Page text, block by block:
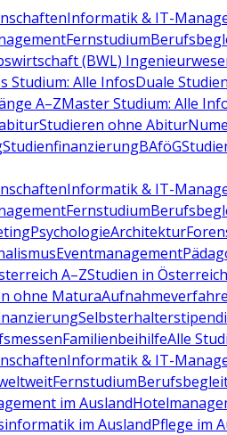
Informatik & IT-
Fernstudium
(BWL)
Studium: Alle InfosDuale
A–ZMaster Studium: Alle
Studieren ohne Abitur
StudienfinanzierungBAföG
Informatik & IT-
Fernstudium
PsychologieArchitektur
Eventmanagement
A–ZStudien in
ohne Matura
FamilienbeihilfeAlle
Informatik & IT-
Fernstudium
im Ausland
im AuslandPflege im